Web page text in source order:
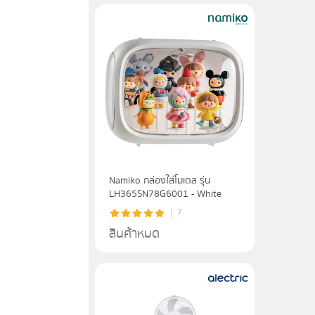
Namiko กล่องใส่โมเดล รุ่น
LH365SN78G6001 - White
7
สินค้าหมด